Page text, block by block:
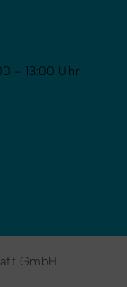
- 13:00 Uhr
GmbH